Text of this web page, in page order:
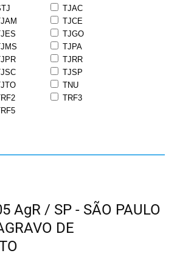
TJAC
TJCE
TJGO
TJPA
TJRR
TJSP
TNU
TRF3
AgR / SP - SÃO PAULO
DE